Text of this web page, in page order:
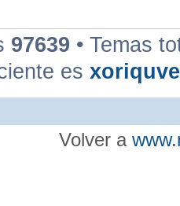
97639 • Temas
es
Volver a